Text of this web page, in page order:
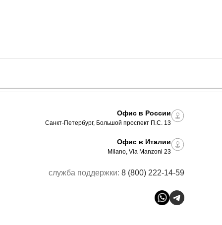
Офис в России
Санкт-Петербург, Большой проспект П.С. 13
Офис в Италии
Milano, Via Manzoni 23
служба поддержки: 8 (800) 222-14-59